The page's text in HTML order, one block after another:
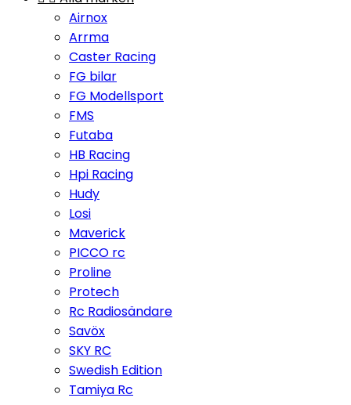
Airnox
Arrma
Caster Racing
FG bilar
FG Modellsport
FMS
Futaba
HB Racing
Hpi Racing
Hudy
Losi
Maverick
PICCO rc
Proline
Protech
Rc Radiosändare
Savöx
SKY RC
Swedish Edition
Tamiya Rc